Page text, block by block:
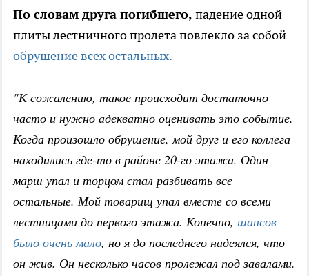
По словам друга погибшего, падение одной
плиты лестничного пролета повлекло за собой
обрушение всех остальных.
"К сожалению, такое происходит достаточно
часто и нужно адекватно оценивать это событие.
Когда произошло обрушение, мой друг и его коллега
находились где-то в районе 20-го этажа. Один
марш упал и торцом стал разбивать все
остальные. Мой товарищ упал вместе со всеми
лестницами до первого этажа. Конечно, шансов
было очень мало, но я до последнего надеялся, что
он жив. Он несколько часов пролежал под завалами.